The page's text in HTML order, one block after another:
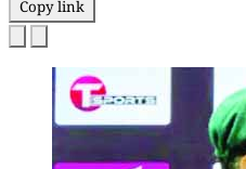
Copy link